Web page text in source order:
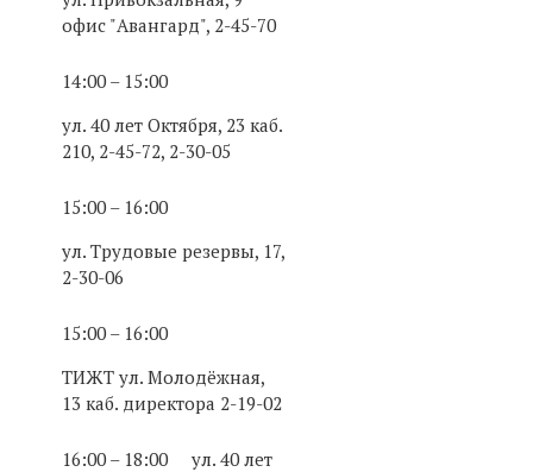
офис "Авангард", 2-45-70
14:00 – 15:00
ул. 40 лет Октября, 23 каб.
210, 2-45-72, 2-30-05
15:00 – 16:00
ул. Трудовые резервы, 17,
2-30-06
15:00 – 16:00
ТИЖТ ул. Молодёжная,
13 каб. директора 2-19-02
16:00 – 18:00 ул. 40 лет